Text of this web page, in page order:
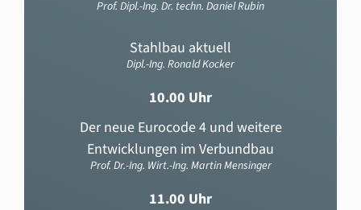
Prof. Dipl.-Ing. Dr. techn. Daniel Rubin
Stahlbau aktuell
Dipl.-Ing. Ronald Kocker
10.00 Uhr
Der neue Eurocode 4 und weitere
Entwicklungen im Verbundbau
Prof. Dr.-Ing. Wirt.-Ing. Martin Mensinger
11.00 Uhr